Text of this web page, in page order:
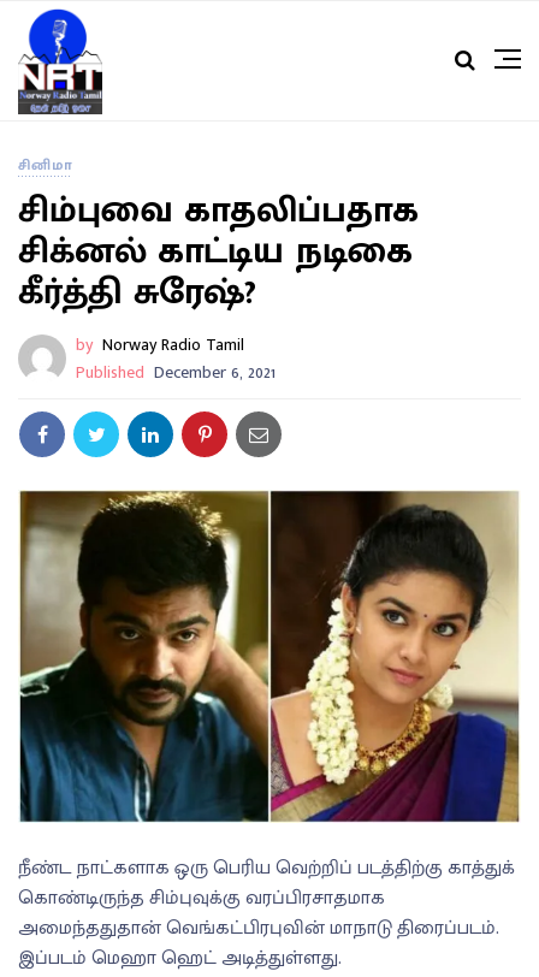
சினிமா
சிம்புவை காதலிப்பதாக
சிக்னல் காட்டிய நடிகை
கீர்த்தி சுரேஷ்?
by Norway Radio Tamil
Published December 6, 2021
நீண்ட நாட்களாக ஒரு பெரிய வெற்றிப் படத்திற்கு காத்துக்
கொண்டிருந்த சிம்புவுக்கு வரப்பிரசாதமாக
அமைந்ததுதான் வெங்கட்பிரபுவின் மாநாடு திரைப்படம்.
இப்படம் மெஹா ஹெட் அடித்துள்ளது.